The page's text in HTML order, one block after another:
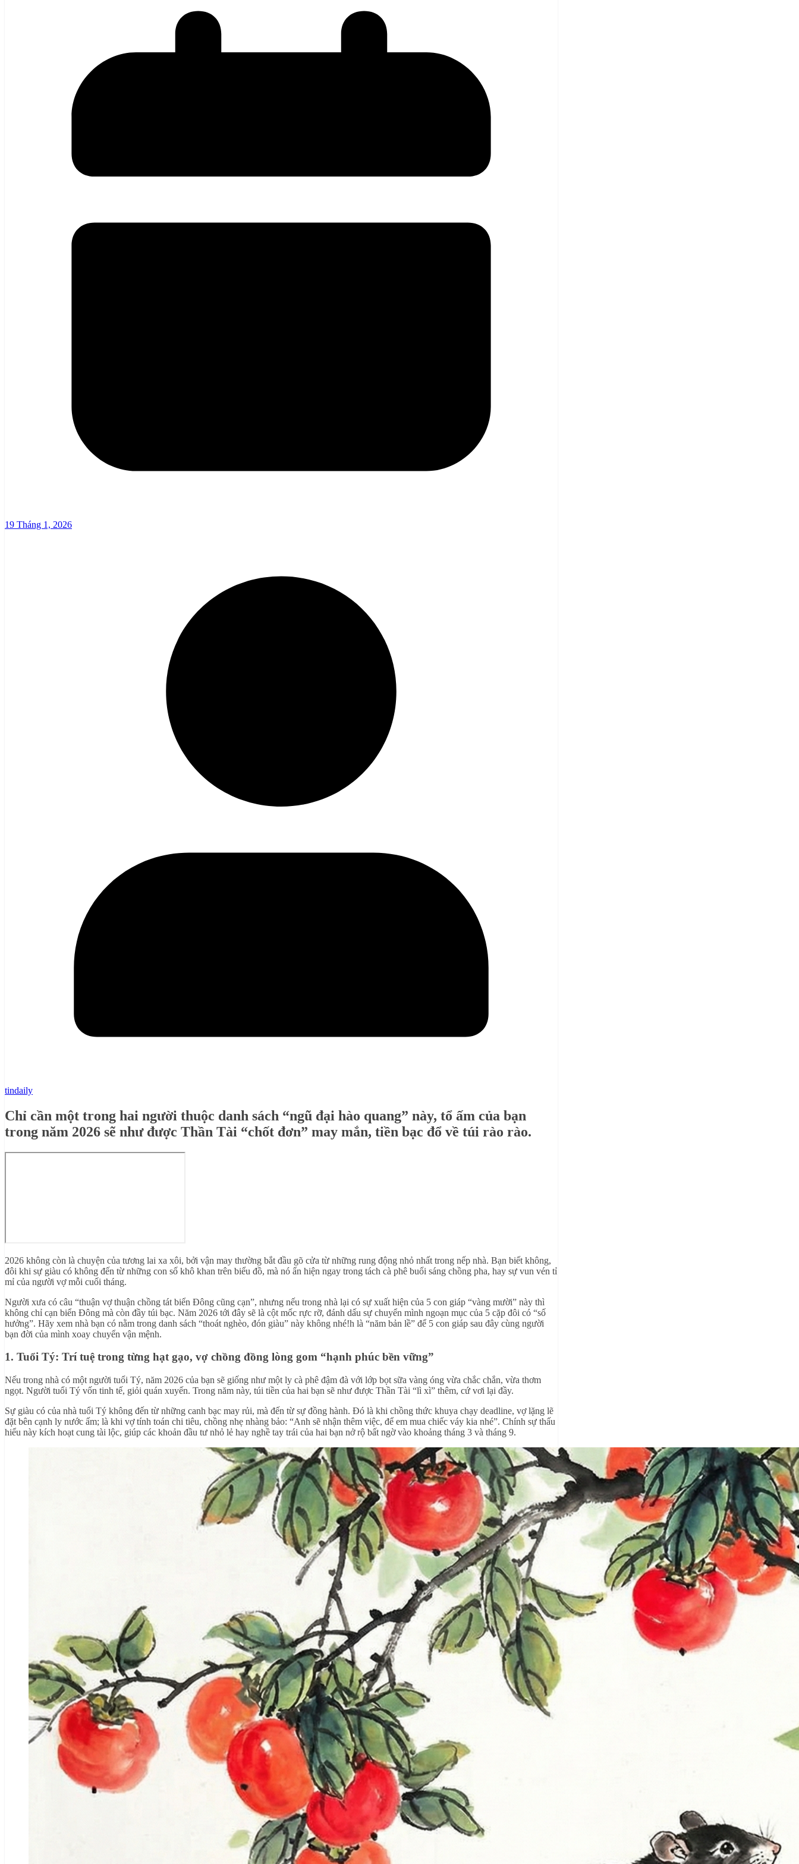
19 Tháng 1, 2026
tindaily
Chỉ cần một trong hai người thuộc danh sách “ngũ đại hào quang” này, tổ ấm của bạn
trong năm 2026 sẽ như được Thần Tài “chốt đơn” may mắn, tiền bạc đổ về túi rào rào.
2026 không còn là chuyện của tương lai xa xôi, bởi vận may thường bắt đầu gõ cửa từ những rung động nhỏ nhất trong nếp nhà. Bạn biết không,
đôi khi sự giàu có không đến từ những con số khô khan trên biểu đồ, mà nó ẩn hiện ngay trong tách cà phê buổi sáng chồng pha, hay sự vun vén tỉ
mỉ của người vợ mỗi cuối tháng.
Người xưa có câu “thuận vợ thuận chồng tát biển Đông cũng cạn”, nhưng nếu trong nhà lại có sự xuất hiện của 5 con giáp “vàng mười” này thì
không chỉ cạn biển Đông mà còn đầy túi bạc. Năm 2026 tới đây sẽ là cột mốc rực rỡ, đánh dấu sự chuyển mình ngoạn mục của 5 cặp đôi có “số
hưởng”. Hãy xem nhà bạn có nằm trong danh sách “thoát nghèo, đón giàu” này không nhé!h là “năm bản lề” để 5 con giáp sau đây cùng người
bạn đời của mình xoay chuyển vận mệnh.
1. Tuổi Tý: Trí tuệ trong từng hạt gạo, vợ chồng đồng lòng gom “hạnh phúc bền vững”
Nếu trong nhà có một người tuổi Tý, năm 2026 của bạn sẽ giống như một ly cà phê đậm đà với lớp bọt sữa vàng óng vừa chắc chắn, vừa thơm
ngọt. Người tuổi Tý vốn tinh tế, giỏi quán xuyến. Trong năm này, túi tiền của hai bạn sẽ như được Thần Tài “lì xì” thêm, cứ vơi lại đầy.
Sự giàu có của nhà tuổi Tý không đến từ những canh bạc may rủi, mà đến từ sự đồng hành. Đó là khi chồng thức khuya chạy deadline, vợ lặng lẽ
đặt bên cạnh ly nước ấm; là khi vợ tính toán chi tiêu, chồng nhẹ nhàng bảo: “Anh sẽ nhận thêm việc, để em mua chiếc váy kia nhé”. Chính sự thấu
hiểu này kích hoạt cung tài lộc, giúp các khoản đầu tư nhỏ lẻ hay nghề tay trái của hai bạn nở rộ bất ngờ vào khoảng tháng 3 và tháng 9.